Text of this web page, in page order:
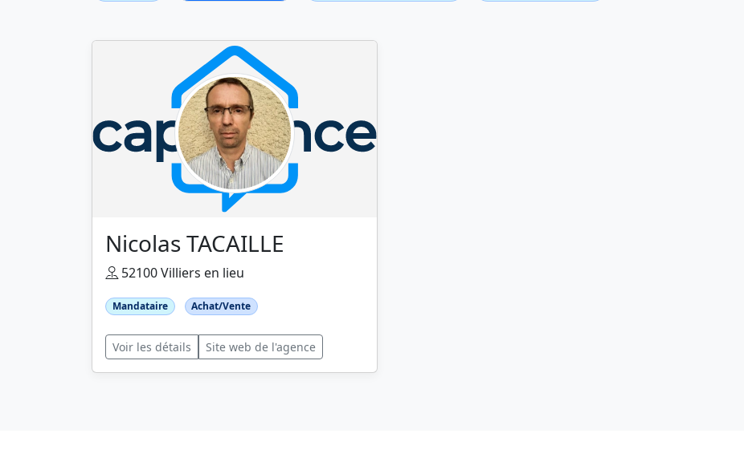
Nicolas TACAILLE
52100 Villiers en lieu
Mandataire Achat/Vente
Voir les détails Site web de l'agence